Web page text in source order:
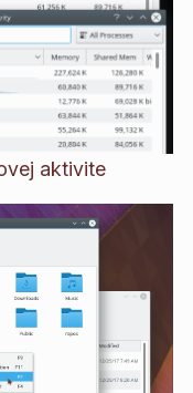
aktivite